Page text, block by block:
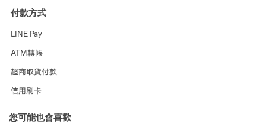
付款方式
LINE Pay
ATM轉帳
超商取貨付款
信用刷卡
您可能也會喜歡